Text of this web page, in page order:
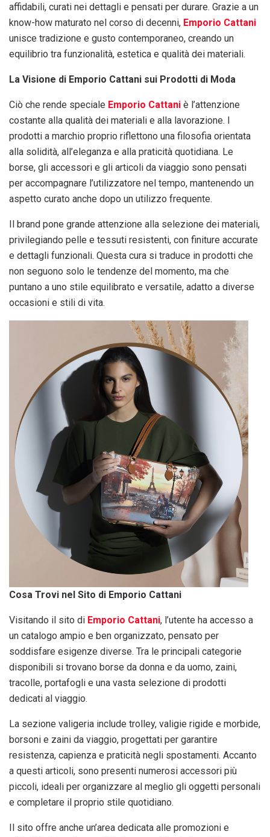
affidabili, curati nei dettagli e pensati per durare. Grazie a un
know-how maturato nel corso di decenni, Emporio Cattani
unisce tradizione e gusto contemporaneo, creando un
equilibrio tra funzionalità, estetica e qualità dei materiali.
La Visione di Emporio Cattani sui Prodotti di Moda
Ciò che rende speciale Emporio Cattani è l’attenzione
costante alla qualità dei materiali e alla lavorazione. I
prodotti a marchio proprio riflettono una filosofia orientata
alla solidità, all’eleganza e alla praticità quotidiana. Le
borse, gli accessori e gli articoli da viaggio sono pensati
per accompagnare l’utilizzatore nel tempo, mantenendo un
aspetto curato anche dopo un utilizzo frequente.
Il brand pone grande attenzione alla selezione dei materiali,
privilegiando pelle e tessuti resistenti, con finiture accurate
e dettagli funzionali. Questa cura si traduce in prodotti che
non seguono solo le tendenze del momento, ma che
puntano a uno stile equilibrato e versatile, adatto a diverse
occasioni e stili di vita.
Cosa Trovi nel Sito di Emporio Cattani
Visitando il sito di Emporio Cattani, l’utente ha accesso a
un catalogo ampio e ben organizzato, pensato per
soddisfare esigenze diverse. Tra le principali categorie
disponibili si trovano borse da donna e da uomo, zaini,
tracolle, portafogli e una vasta selezione di prodotti
dedicati al viaggio.
La sezione valigeria include trolley, valigie rigide e morbide,
borsoni e zaini da viaggio, progettati per garantire
resistenza, capienza e praticità negli spostamenti. Accanto
a questi articoli, sono presenti numerosi accessori più
piccoli, ideali per organizzare al meglio gli oggetti personali
e completare il proprio stile quotidiano.
Il sito offre anche un’area dedicata alle promozioni e